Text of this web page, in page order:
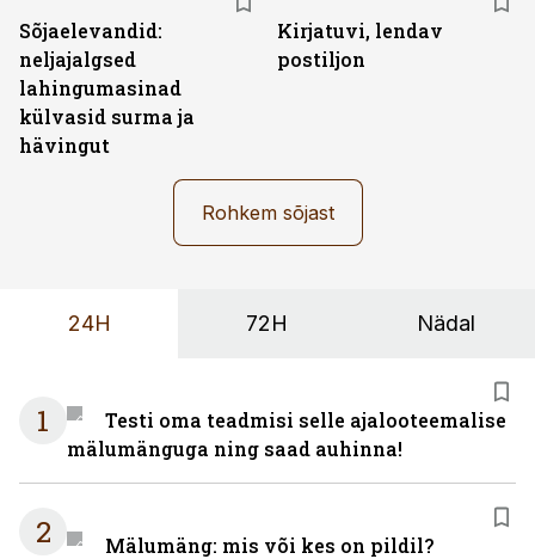
Sõjaelevandid:
neljajalgsed
lahingumasinad
külvasid surma ja
hävingut
Kirjatuvi, lendav
postiljon
Rohkem sõjast
24H 72H Nädal
1
Testi oma teadmisi selle ajalooteemalise
mälumänguga ning saad auhinna!
2 Mälumäng: mis või kes on pildil?